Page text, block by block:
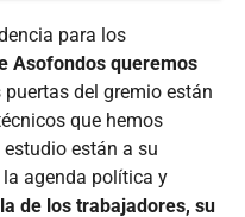
para los
Asofondos queremos
puertas del gremio están
que hemos
están a su
agenda política y
la de los trabajadores, su